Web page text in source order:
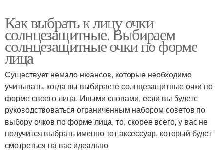
Как выбрать к лицу очки
солнцезащитные. Выбираем
солнцезащитные очки по форме
лица
Существует немало нюансов, которые необходимо
учитывать, когда вы выбираете солнцезащитные очки по
форме своего лица. Иными словами, если вы будете
руководствоваться ограниченным набором советов по
выбору очков по форме лица, то, скорее всего, у вас не
получится выбрать именно тот аксессуар, который будет
смотреться на вас идеально.